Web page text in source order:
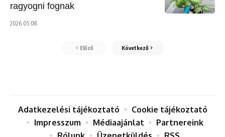
ragyogni fognak
2026.05.08.
Előző Következő
Adatkezelési tájékoztató
Cookie tájékoztató
Impresszum
Médiaajánlat
Partnereink